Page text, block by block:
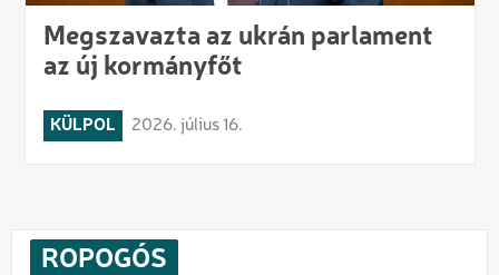
Megszavazta az ukrán parlament
az új kormányfőt
KÜLPOL 2026. július 16.
ROPOGÓS